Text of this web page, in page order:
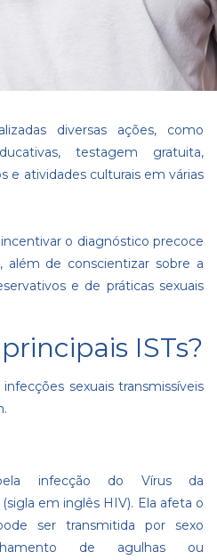
diversas ações, como
testagem gratuita,
e atividades culturais em várias
o diagnóstico precoce
de conscientizar sobre a
e de práticas sexuais
ISTs?
sexuais transmissíveis
infecção do Vírus da
em inglês HIV). Ela afeta o
ser transmitida por sexo
de agulhas ou